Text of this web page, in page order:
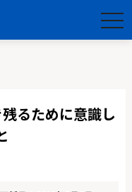
るために意識し